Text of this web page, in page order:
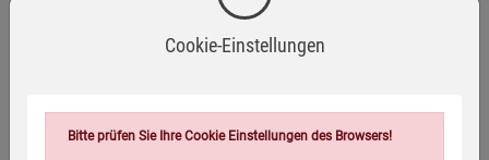
Zusammensetzung
Herstellerinformationen
Cookie-Einstellungen
Bitte prüfen Sie Ihre Cookie Einstellungen des Browsers!